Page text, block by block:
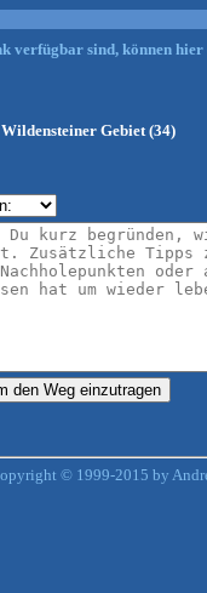
verfügbar sind, können hier
Gebiet (34)
© 1999-2015 by